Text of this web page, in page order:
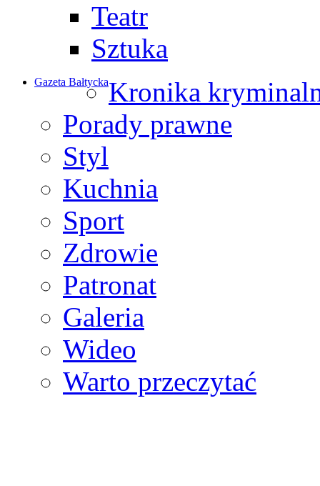
Teatr
Sztuka
Gazeta BałtyckaKronika
Porady prawne
Styl
Kuchnia
Sport
Zdrowie
Patronat
Galeria
Wideo
Warto przeczytać